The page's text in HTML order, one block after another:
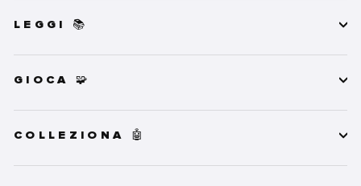
LEGGI 📚
GIOCA 🧩
COLLEZIONA 🤖